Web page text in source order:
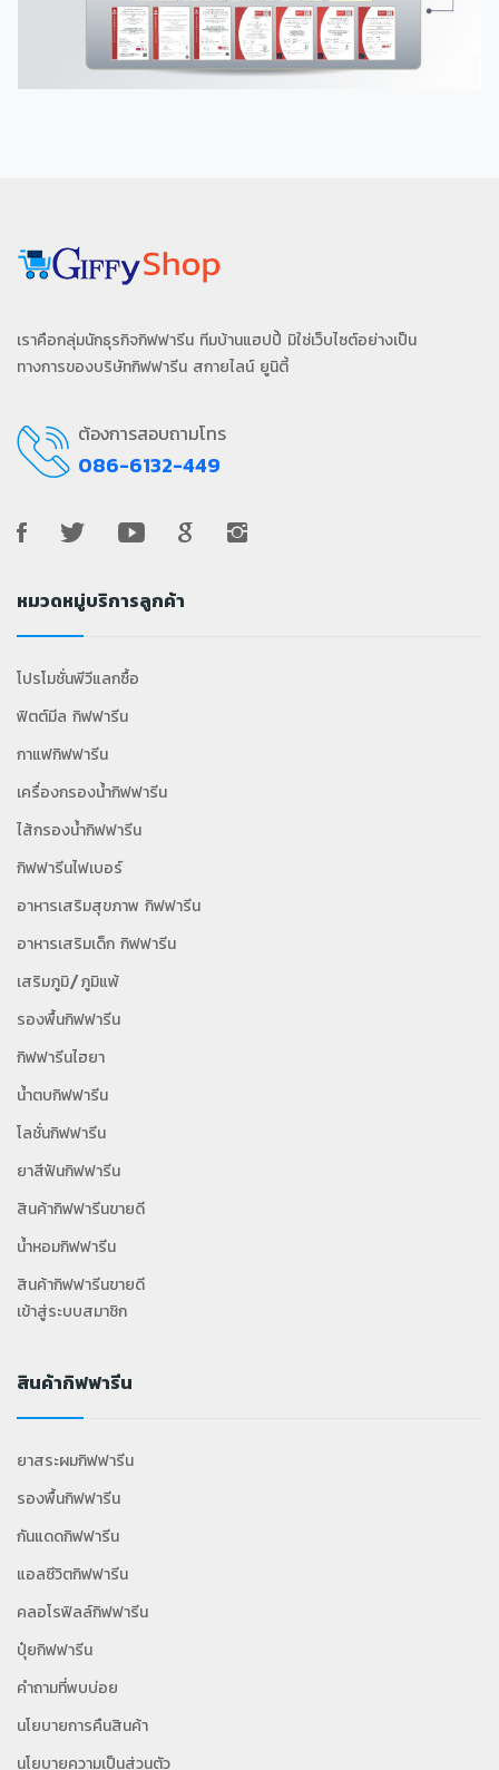
เราคือกลุ่มนักธุรกิจกิฟฟารีน ทีมบ้านแฮปปี้ มิใช่เว็บไซต์อย่างเป็น
ทางการของบริษัทกิฟฟารีน สกายไลน์ ยูนิตี้
ต้องการสอบถามโทร
086-6132-449
หมวดหมู่บริการลูกค้า
โปรโมชั่นพีวีแลกซื้อ
ฟิตต์มีล กิฟฟารีน
กาแฟกิฟฟารีน
เครื่องกรองน้ำกิฟฟารีน
ไส้กรองน้ำกิฟฟารีน
กิฟฟารีนไฟเบอร์
อาหารเสริมสุขภาพ กิฟฟารีน
อาหารเสริมเด็ก กิฟฟารีน
เสริมภูมิ/ภูมิแพ้
รองพื้นกิฟฟารีน
กิฟฟารีนไฮยา
น้ำตบกิฟฟารีน
โลชั่นกิฟฟารีน
ยาสีฟันกิฟฟารีน
สินค้ากิฟฟารีนขายดี
น้ำหอมกิฟฟารีน
สินค้ากิฟฟารีนขายดี
เข้าสู่ระบบสมาชิก
สินค้ากิฟฟารีน
ยาสระผมกิฟฟารีน
รองพื้นกิฟฟารีน
กันแดดกิฟฟารีน
แอลซีวิตกิฟฟารีน
คลอโรฟิลล์กิฟฟารีน
ปุ๋ยกิฟฟารีน
คำถามที่พบบ่อย
นโยบายการคืนสินค้า
นโยบายความเป็นส่วนตัว